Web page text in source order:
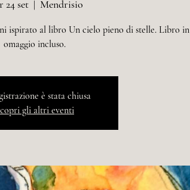
24 set
  |
Mendrisio
ispirato al libro Un cielo pieno di stelle. Libro in
omaggio incluso.
è stata chiusa
gli altri eventi